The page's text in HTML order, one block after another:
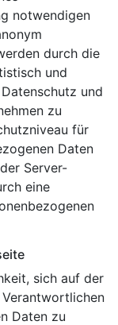
notwendigen
durch die
und
und
zu
für
Daten
Server-
eine
sich auf der
Daten zu